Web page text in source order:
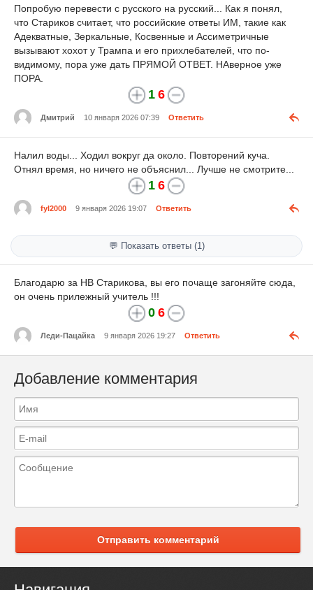
Попробую перевести с русского на русский... Как я понял,
что Стариков считает, что российские ответы ИМ, такие как
Адекватные, Зеркальные, Косвенные и Ассиметричные
вызывают хохот у Трампа и его прихлебателей, что по-
видимому, пора уже дать ПРЯМОЙ ОТВЕТ. НАверное уже
ПОРА.
1 6
Дмитрий 10 января 2026 07:39 Ответить
Налил воды... Ходил вокруг да около. Повторений куча.
Отнял время, но ничего не объяснил... Лучше не смотрите...
1 6
fyl2000 9 января 2026 19:07 Ответить
💬 Показать ответы (1)
Благодарю за НВ Старикова, вы его почаще загоняйте сюда,
он очень прилежный учитель !!!
0 6
Леди-Пацайка 9 января 2026 19:27 Ответить
Добавление комментария
Отправить комментарий